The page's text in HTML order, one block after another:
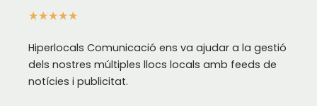
★★★★★
Hiperlocals Comunicació ens va ajudar a la gestió
dels nostres múltiples llocs locals amb feeds de
notícies i publicitat.